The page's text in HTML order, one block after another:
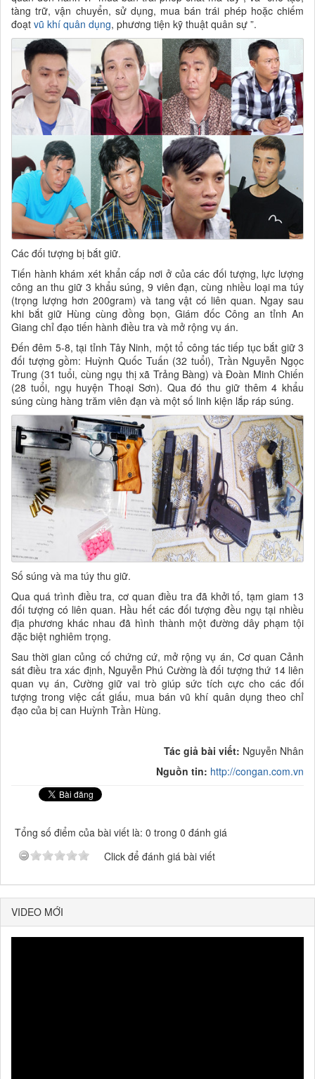
tàng trữ, vận chuyển, sử dụng, mua bán trái phép hoặc chiếm
đoạt vũ khí quân dụng, phương tiện kỹ thuật quân sự ”.
Các đối tượng bị bắt giữ.
Tiến hành khám xét khẩn cấp nơi ở của các đối tượng, lực lượng
công an thu giữ 3 khẩu súng, 9 viên đạn, cùng nhiều loại ma túy
(trọng lượng hơn 200gram) và tang vật có liên quan. Ngay sau
khi bắt giữ Hùng cùng đồng bọn, Giám đốc Công an tỉnh An
Giang chỉ đạo tiến hành điều tra và mở rộng vụ án.
Đến đêm 5-8, tại tỉnh Tây Ninh, một tổ công tác tiếp tục bắt giữ 3
đối tượng gồm: Huỳnh Quốc Tuấn (32 tuổi), Trần Nguyễn Ngọc
Trung (31 tuổi, cùng ngụ thị xã Trảng Bàng) và Đoàn Minh Chiến
(28 tuổi, ngụ huyện Thoại Sơn). Qua đó thu giữ thêm 4 khẩu
súng cùng hàng trăm viên đạn và một số linh kiện lắp ráp súng.
Số súng và ma túy thu giữ.
Qua quá trình điều tra, cơ quan điều tra đã khởi tố, tạm giam 13
đối tượng có liên quan. Hầu hết các đối tượng đều ngụ tại nhiều
địa phương khác nhau đã hình thành một đường dây phạm tội
đặc biệt nghiêm trọng.
Sau thời gian củng cố chứng cứ, mở rộng vụ án, Cơ quan Cảnh
sát điều tra xác định, Nguyễn Phú Cường là đối tượng thứ 14 liên
quan vụ án, Cường giữ vai trò giúp sức tích cực cho các đối
tượng trong việc cất giấu, mua bán vũ khí quân dụng theo chỉ
đạo của bị can Huỳnh Trần Hùng.
Tác giả bài viết: Nguyễn Nhân
Nguồn tin: http://congan.com.vn
Tổng số điểm của bài viết là: 0 trong 0 đánh giá
Click để đánh giá bài viết
VIDEO MỚI